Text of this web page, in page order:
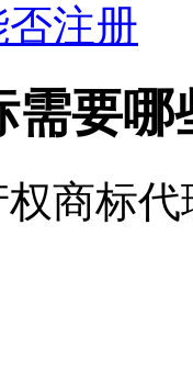
注册
需要哪
商标